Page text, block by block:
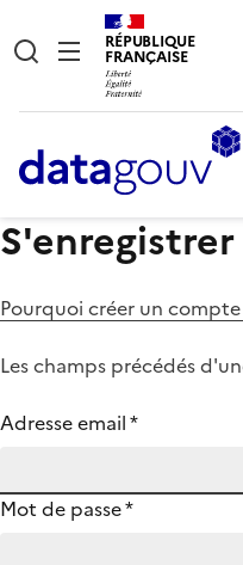
RÉPUBLIQUE
FRANÇAISE
S'enregistrer
Pourquoi créer un compte
Les champs précédés
Adresse email*
Mot de passe*